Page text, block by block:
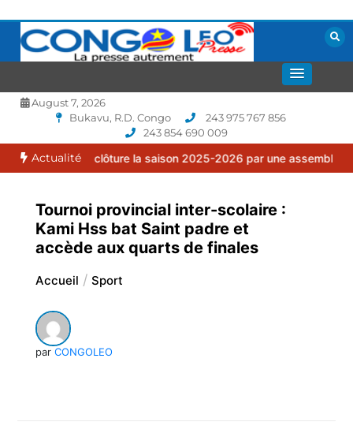
contenu
CONGOLEO
August 7, 2026
Bukavu, R.D. Congo
243 975 767 856
243 854 690 009
Actualité
clôture la saison 2025-2026 par une assemblée générale
Tournoi provincial inter-scolaire :
Kami Hss bat Saint padre et
accède aux quarts de finales
Accueil Sport
par CONGOLEO